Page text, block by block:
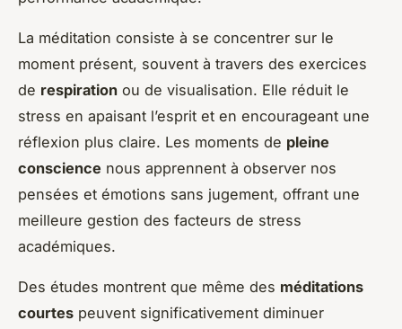
La méditation consiste à se concentrer sur le
moment présent, souvent à travers des exercices
de respiration ou de visualisation. Elle réduit le
stress en apaisant l’esprit et en encourageant une
réflexion plus claire. Les moments de pleine
conscience nous apprennent à observer nos
pensées et émotions sans jugement, offrant une
meilleure gestion des facteurs de stress
académiques.
Des études montrent que même des méditations
courtes peuvent significativement diminuer